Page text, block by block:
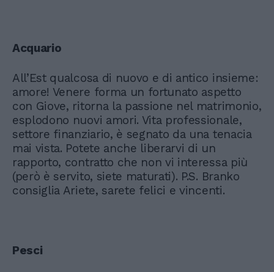
Acquario
All’Est qualcosa di nuovo e di antico insieme:
amore! Venere forma un fortunato aspetto
con Giove, ritorna la passione nel matrimonio,
esplodono nuovi amori. Vita professionale,
settore finanziario, è segnato da una tenacia
mai vista. Potete anche liberarvi di un
rapporto, contratto che non vi interessa più
(però è servito, siete maturati). P.S. Branko
consiglia Ariete, sarete felici e vincenti.
Pesci